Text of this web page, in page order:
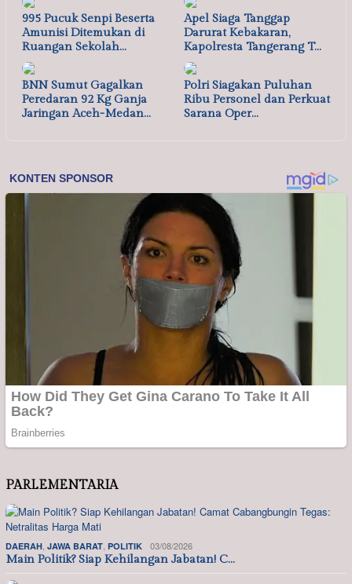
995 Pucuk Senpi Beserta
Amunisi Ditemukan di
Ruangan Sekolah…
Apel Siaga Tanggap
Darurat Kebakaran,
Kapolresta Tangerang T…
BNN Sumut Gagalkan
Peredaran 92 Kg Ganja
Jaringan Aceh-Medan…
Polri Siagakan Puluhan
Ribu Personel dan Perkuat
Sarana Oper…
PARLEMENTARIA
DAERAH JAWA BARAT POLITIK 03/08/2026
Main Politik? Siap Kehilangan Jabatan! C…